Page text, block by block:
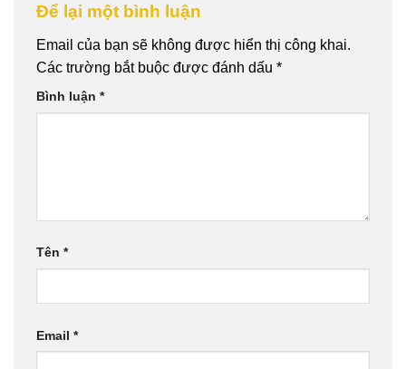
Để lại một bình luận
Email của bạn sẽ không được hiển thị công khai.
Các trường bắt buộc được đánh dấu *
Bình luận *
Tên *
Email *